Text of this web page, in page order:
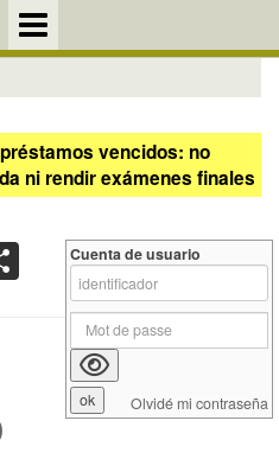
vencidos: no
ni rendir exámenes finales
Cuenta de usuario
Olvidé mi contraseña